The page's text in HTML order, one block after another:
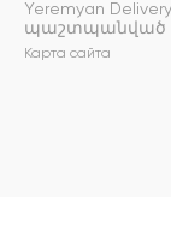
Yeremyan
պաշտպանված
Карта сайта